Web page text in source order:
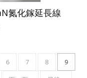
氮化鎵延長線
頁
6
頁
7
頁
8
目
前
9